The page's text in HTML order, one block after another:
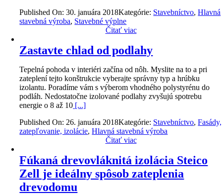
Published On: 30. januára 2018Kategórie: Stavebníctvo,Hlavná
stavebná výroba, Stavebné výplne
Čitať viac
Zastavte chlad od podlahy
Tepelná pohoda v interiéri začína od nôh. Myslite na to a pri
zateplení tejto konštrukcie vyberajte správny typ a hrúbku
izolantu. Poradíme vám s výberom vhodného polystyrénu do
podláh. Nedostatočne izolované podlahy zvyšujú spotrebu
energie o 8 až 10 [...]
Published On: 26. januára 2018Kategórie: Stavebníctvo,Fasády,
zatepľovanie, izolácie,Hlavná stavebná výroba
Čitať viac
Fúkaná drevovláknitá izolácia Steico
Zell je ideálny spôsob zateplenia
drevodomu